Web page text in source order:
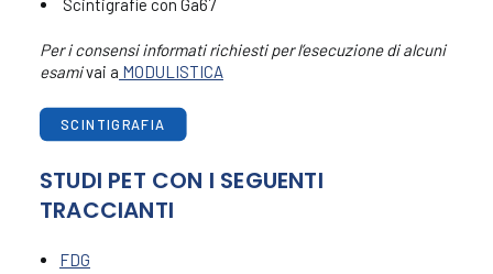
Scintigrafie con Ga67
Per i consensi informati richiesti per l’esecuzione di alcuni
esamivai a MODULISTICA
SCINTIGRAFIA
STUDI PET CON I SEGUENTI
TRACCIANTI
FDG